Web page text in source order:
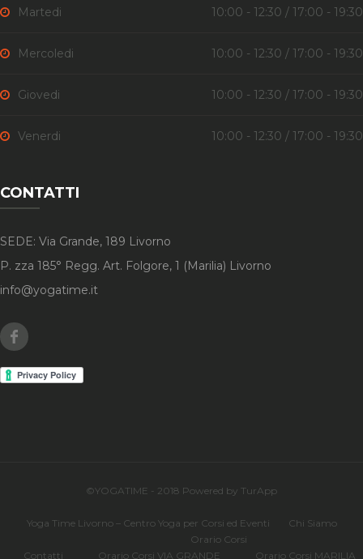
Martedi 10:00 - 12:30 / 17:00 - 19:30
Mercoledi 10:00 - 12:30 / 17:00 - 19:30
Giovedi 10:00 - 12:30 / 17:00 - 19:30
Venerdi 10:00 - 12:30 / 17:00 - 19:30
CONTATTI
SEDE: Via Grande, 189 Livorno
P. zza 185° Regg. Art. Folgore, 1 (Marilia) Livorno
info@yogatime.it
©YOGATIME - 2018 Powered by TurApp
Yoga Time Livorno – Centro Yoga per Corsi ed Eventi Chi Siamo
Contatti
Orario Corsi
Orario Corsi VIA GRANDE
Orario Corsi MARILIA